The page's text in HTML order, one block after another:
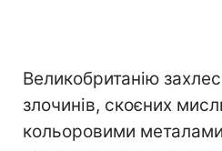
Великобританію
злочинів, скоєних
кольоровими